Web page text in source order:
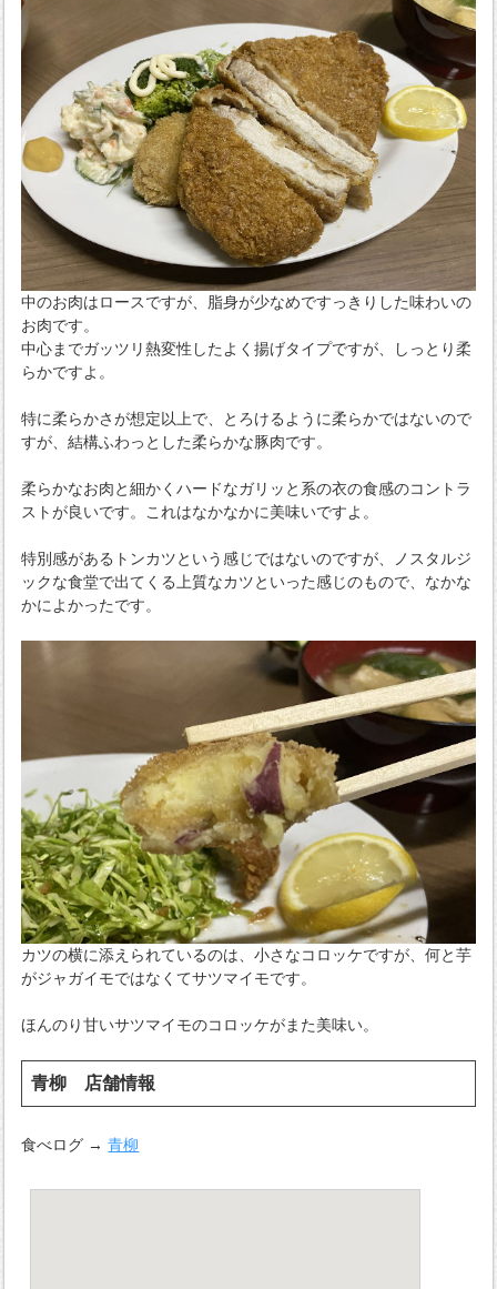
中のお肉はロースですが、脂身が少なめですっきりした味わいの
お肉です。
中心までガッツリ熱変性したよく揚げタイプですが、しっとり柔
らかですよ。
特に柔らかさが想定以上で、とろけるように柔らかではないので
すが、結構ふわっとした柔らかな豚肉です。
柔らかなお肉と細かくハードなガリッと系の衣の食感のコントラ
ストが良いです。これはなかなかに美味いですよ。
特別感があるトンカツという感じではないのですが、ノスタルジ
ックな食堂で出てくる上質なカツといった感じのもので、なかな
かによかったです。
カツの横に添えられているのは、小さなコロッケですが、何と芋
がジャガイモではなくてサツマイモです。
ほんのり甘いサツマイモのコロッケがまた美味い。
青柳 店舗情報
食べログ →青柳